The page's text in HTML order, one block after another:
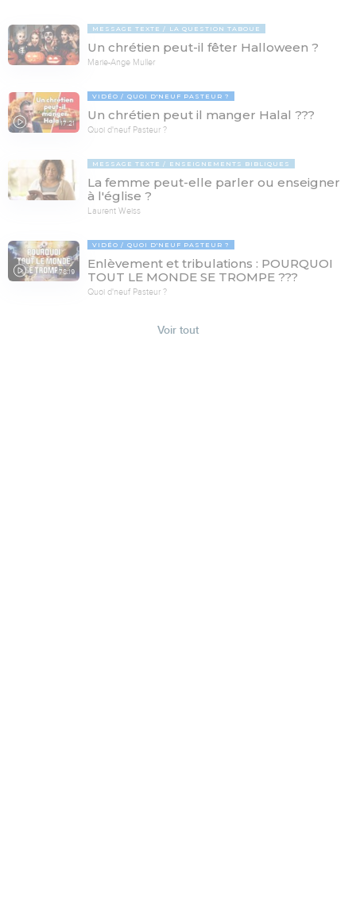
MESSAGE TEXTE LA QUESTION TABOUE
Un chrétien peut-il fêter Halloween ?
Marie-Ange Muller
17:21
VIDÉO QUOI D'NEUF PASTEUR ?
Un chrétien peut il manger Halal ???
Quoi d'neuf Pasteur ?
MESSAGE TEXTE ENSEIGNEMENTS BIBLIQUES
La femme peut-elle parler ou enseigner
à l'église ?
Laurent Weiss
78:19
VIDÉO QUOI D'NEUF PASTEUR ?
Enlèvement et tribulations : POURQUOI
TOUT LE MONDE SE TROMPE ???
Quoi d'neuf Pasteur ?
Voir tout